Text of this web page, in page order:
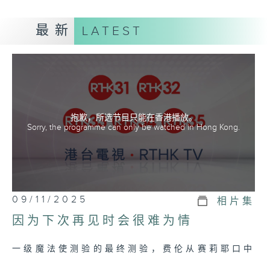
悔的她，决定「为了了解他人」而踏上旅程。
与各种人的邂逅，以及各式各样的遭遇，正在
这趟旅程的前方等着她──
最新 LATEST
抱歉，所选节目只能在香港播放。
Sorry, the programme can only be watched in Hong Kong.
09/11/2025 相片集
因为下次再见时会很难为情
一级魔法使测验的最终测验，费伦从赛莉耶口中